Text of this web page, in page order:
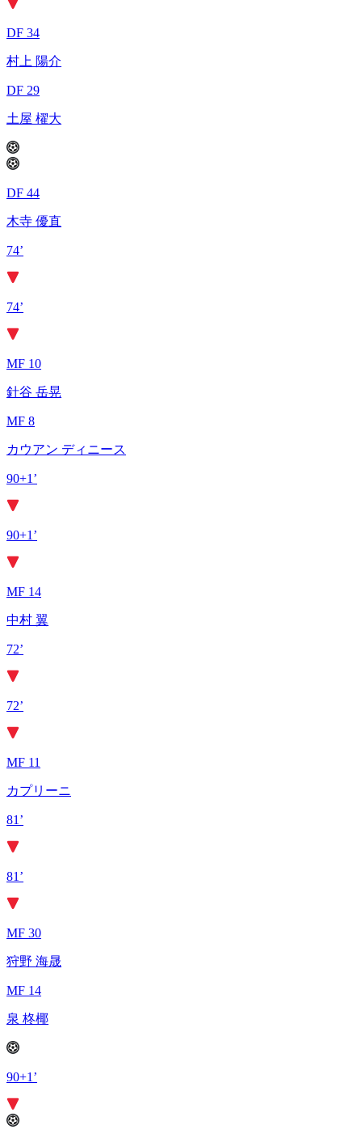
DF 34
村上 陽介
DF 29
土屋 櫂大
DF 44
木寺 優直
74’
74’
MF 10
針谷 岳晃
MF 8
カウアン ディニース
90+1’
90+1’
MF 14
中村 翼
72’
72’
MF 11
カプリーニ
81’
81’
MF 30
狩野 海晟
MF 14
泉 柊椰
90+1’